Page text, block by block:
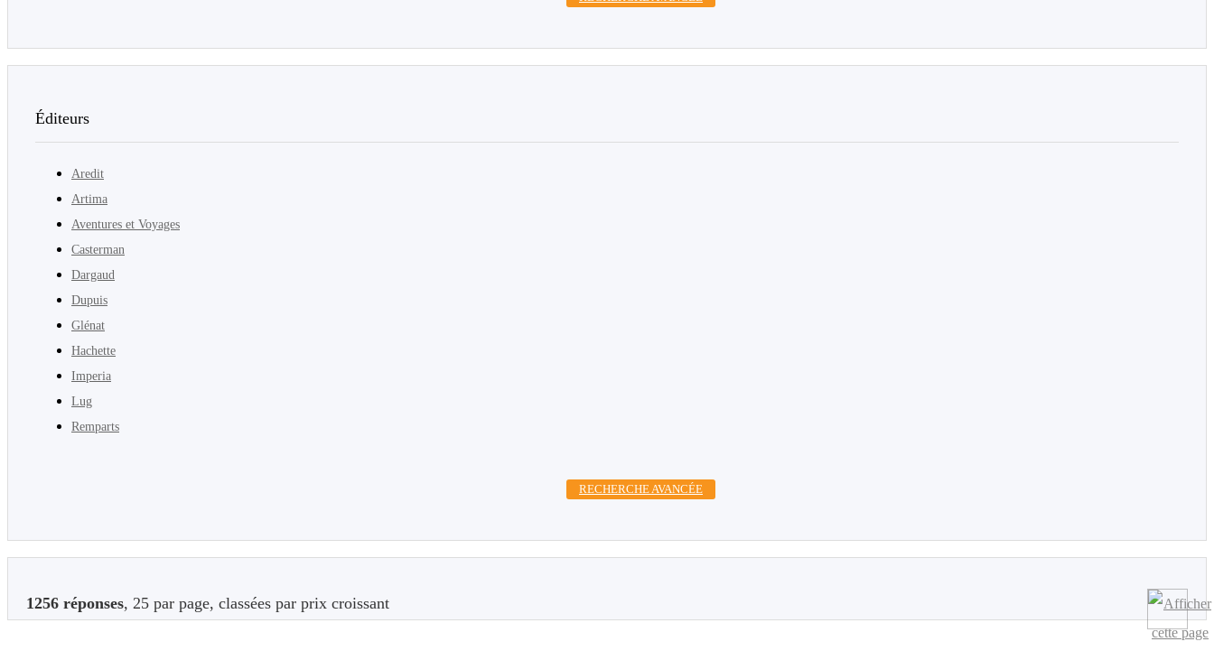
Éditeurs
Aredit
Artima
Aventures et Voyages
Casterman
Dargaud
Dupuis
Glénat
Hachette
Imperia
Lug
Remparts
RECHERCHE AVANCÉE
1256 réponses, 25 par page, classées par prix croissant